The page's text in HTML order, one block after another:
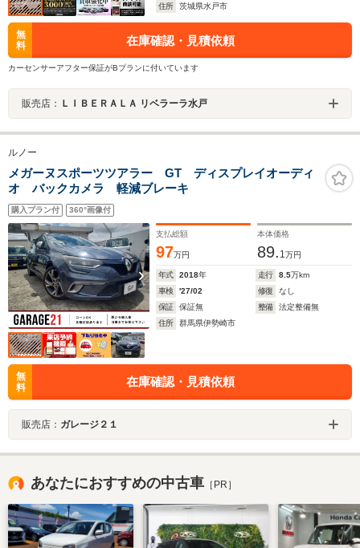
住所
茨城県水戸市
無
料
在庫確認・見積依頼
カーセンサーアフター保証がBプランに付いています
販売店： ＬＩＢＥＲＡＬＡ リベラーラ水戸
ルノー
メガーヌスポーツツアラー GT ディスプレイオーディ
オ バックカメラ 軽減ブレーキ
購入プラン付 360°画像付
支払総額
97万円
本体価格
89. 1万円
年式 2018年 走行 8.5万km
車検
'27/02 修復
なし
保証
保証無 整備
法定整備無
住所
群馬県伊勢崎市
無
料
在庫確認・見積依頼
販売店： ガレージ２１
あなたにおすすめの中古車 ［PR］